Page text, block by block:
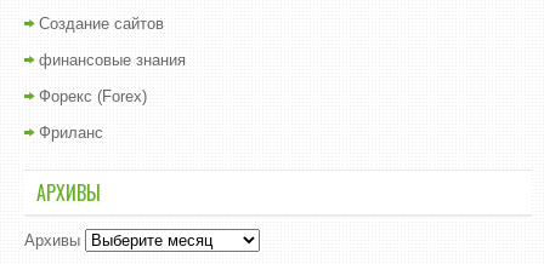
Создание сайтов
финансовые знания
Форекс (Forex)
Фриланс
АРХИВЫ
Архивы